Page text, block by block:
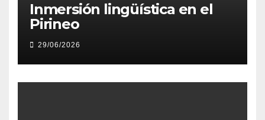
Inmersión lingüística en el
Pirineo
29/06/2026